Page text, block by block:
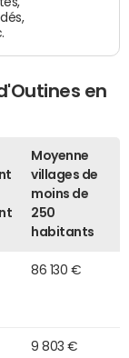
en
Moyenne
villages de
moins de
250
habitants
86 130 €
9 803 €